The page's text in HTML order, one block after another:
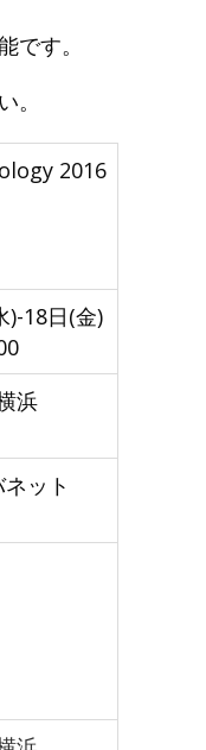
です。
。
2016
)-18日(金)
浜
ット